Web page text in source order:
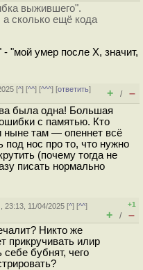
выжившего".
сколько ещё кода
"мой умер после X, значит,
[^] [^^] [^^^] [ответить]
+ / –
была одна! Большая
с памятью. Кто
ныне там — опеннет всё
под нос про то, что нужно
(почему тогда не
писать нормально
23:13, 11/04/2025 [^] [^^]
+1
+ / –
Никто же
прикручивать илир
себе бубнят, чего